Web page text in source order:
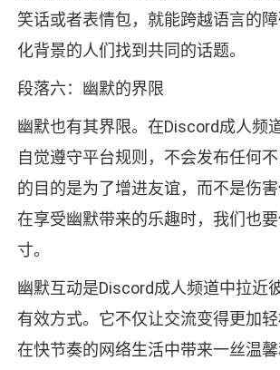
笑话或者表情包，就能跨越语言的
化背景的人们找到共同的话题。
段落六：幽默的界限
幽默也有其界限。在Discord成人频
自觉遵守平台规则，不会发布任何
的目的是为了增进友谊，而不是伤害
在享受幽默带来的乐趣时，我们也
寸。
幽默互动是Discord成人频道中拉近
有效方式。它不仅让交流变得更加
在快节奏的网络生活中带来一丝温